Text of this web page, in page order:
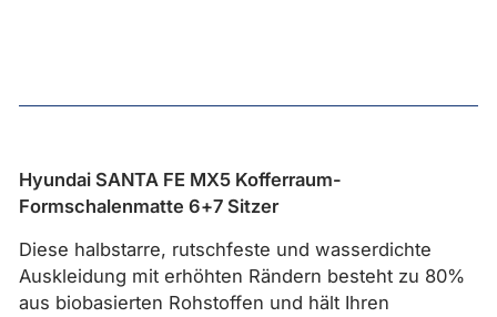
Hyundai SANTA FE MX5 Kofferraum-
Formschalenmatte 6+7 Sitzer
Diese halbstarre, rutschfeste und wasserdichte
Auskleidung mit erhöhten Rändern besteht zu 80%
aus biobasierten Rohstoffen und hält Ihren